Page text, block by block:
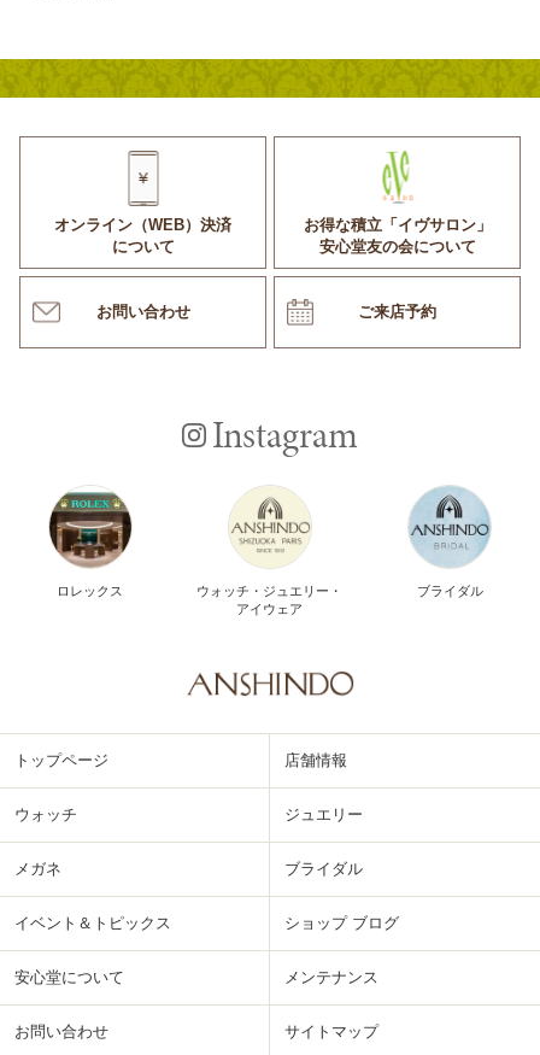
オンライン（WEB）決済
について
お得な積立「イヴサロン」
安心堂友の会について
お問い合わせ ご来店予約
Instagram
ロレックス
ウォッチ・ジュエリー・
アイウェア
ブライダル
トップページ 店舗情報
ウォッチ ジュエリー
メガネ ブライダル
イベント＆トピックス ショップ ブログ
安心堂について メンテナンス
お問い合わせ サイトマップ